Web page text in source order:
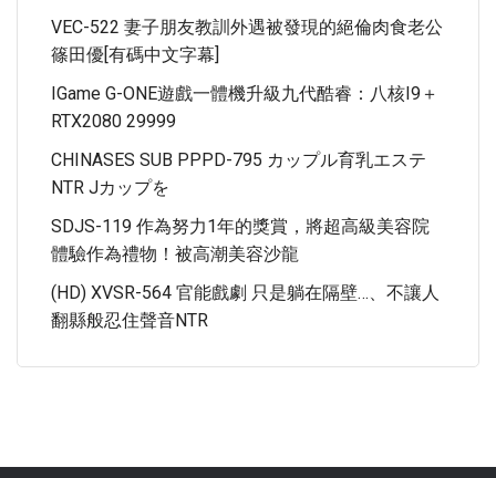
VEC-522 妻子朋友教訓外遇被發現的絕倫肉食老公
篠田優[有碼中文字幕]
IGame G-ONE遊戲一體機升級九代酷睿：八核i9＋
RTX2080 29999
CHINASES SUB PPPD-795 カップル育乳エステ
NTR Jカップを
SDJS-119 作為努力1年的獎賞，將超高級美容院
體驗作為禮物！被高潮美容沙龍
(HD) XVSR-564 官能戲劇 只是躺在隔壁…、不讓人
翻縣般忍住聲音NTR